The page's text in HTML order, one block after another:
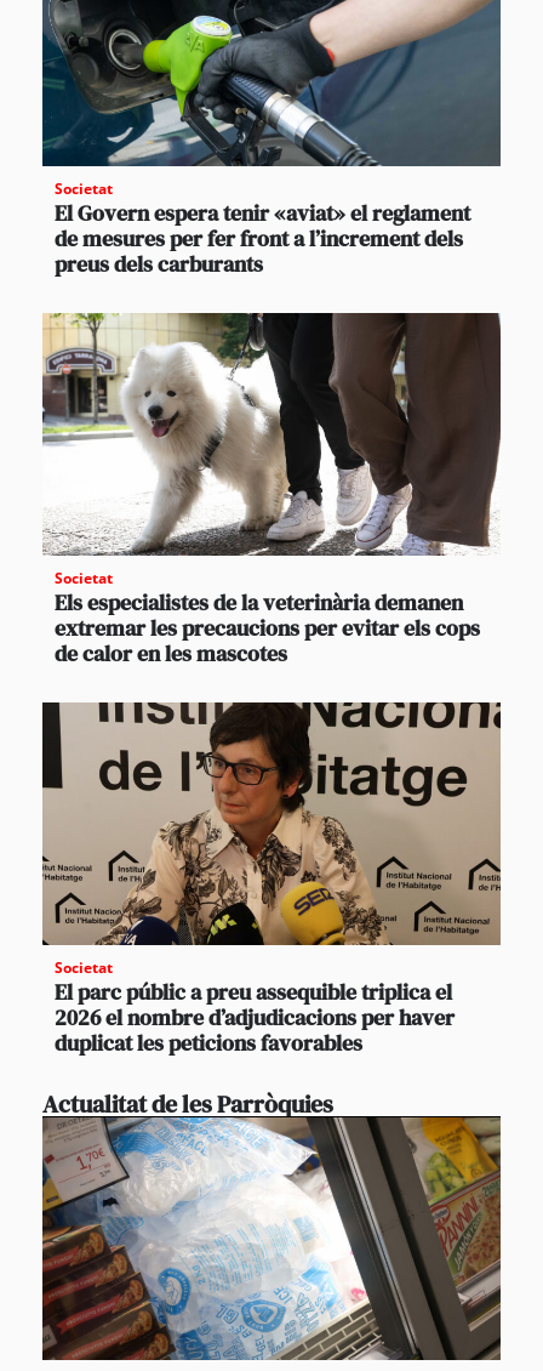
Societat
El Govern espera tenir «aviat» el reglament
de mesures per fer front a l’increment dels
preus dels carburants
Societat
Els especialistes de la veterinària demanen
extremar les precaucions per evitar els cops
de calor en les mascotes
Societat
El parc públic a preu assequible triplica el
2026 el nombre d’adjudicacions per haver
duplicat les peticions favorables
Actualitat de les Parròquies